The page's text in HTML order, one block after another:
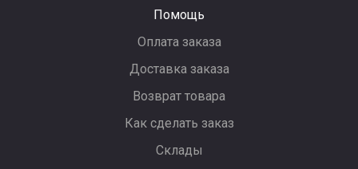
Помощь
Оплата заказа
Доставка заказа
Возврат товара
Как сделать заказ
Склады